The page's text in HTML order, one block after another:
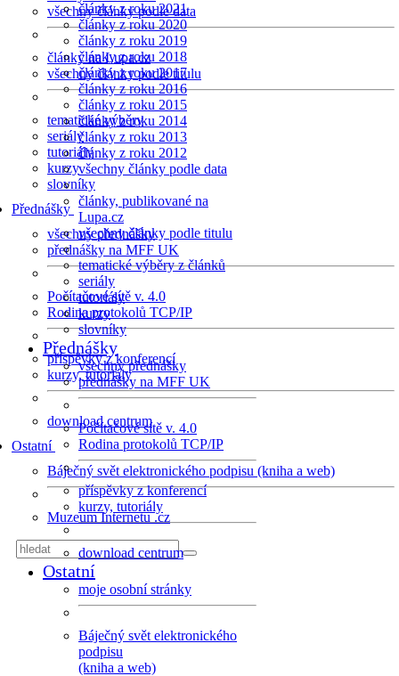
všechny články podle data
články na Lupa.cz
všechny články podle titulu
tematické výběry
seriály
tutoriály
kurzy
slovníky
Přednášky
všechny přednášky
přednášky na MFF UK
Počítačové sítě v. 4.0
Rodina protokolů TCP/IP
příspěvky z konferencí
kurzy, tutoriály
download centrum
Ostatní
Báječný svět elektronického podpisu (kniha a web)
Muzeum Internetu .cz
články z roku 2021
články z roku 2020
články z roku 2019
články z roku 2018
články z roku 2017
články z roku 2016
články z roku 2015
články z roku 2014
články z roku 2013
články z roku 2012
všechny články podle data
články, publikované na
Lupa.cz
všechny články podle titulu
tematické výběry z článků
seriály
tutoriály
kurzy
slovníky
Přednášky
všechny přednášky
přednášky na MFF UK
Počítačové sítě v. 4.0
Rodina protokolů TCP/IP
příspěvky z konferencí
kurzy, tutoriály
download centrum
Ostatní
moje osobní stránky
Báječný svět elektronického
podpisu
(kniha a web)